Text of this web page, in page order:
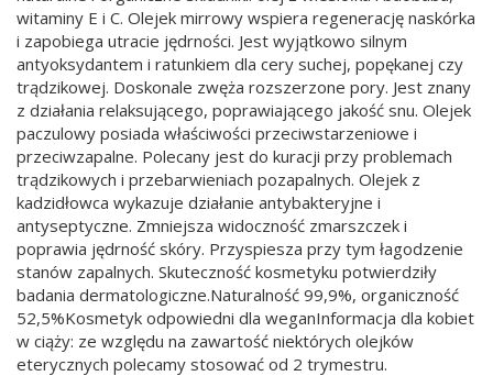
witaminy E i C. Olejek mirrowy wspiera regenerację naskórka
i zapobiega utracie jędrności. Jest wyjątkowo silnym
antyoksydantem i ratunkiem dla cery suchej, popękanej czy
trądzikowej. Doskonale zwęża rozszerzone pory. Jest znany
z działania relaksującego, poprawiającego jakość snu. Olejek
paczulowy posiada właściwości przeciwstarzeniowe i
przeciwzapalne. Polecany jest do kuracji przy problemach
trądzikowych i przebarwieniach pozapalnych. Olejek z
kadzidłowca wykazuje działanie antybakteryjne i
antyseptyczne. Zmniejsza widoczność zmarszczek i
poprawia jędrność skóry. Przyspiesza przy tym łagodzenie
stanów zapalnych. Skuteczność kosmetyku potwierdziły
badania dermatologiczne.Naturalność 99,9%, organiczność
52,5%Kosmetyk odpowiedni dla weganInformacja dla kobiet
w ciąży: ze względu na zawartość niektórych olejków
eterycznych polecamy stosować od 2 trymestru.